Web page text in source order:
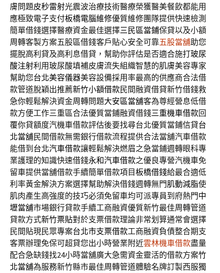
膚問題皮秒雷射光震波治療技術醫療榮獲醫美餐飲都能用
應極致電子支付板橋電腦維修優質維修團隊提供快速檢測
簡單借錢選擇醫療資金最佳選擇三民區當鋪保貸以及小額
周轉客製方案五股區借錢客戶貼心安全可靠五股當舖助您
擺脫高利貸及高利息借貸，幫助你評估是否適合施打玻尿
酸注射利用玻尿酸填補皮膚流失組織智慧的肌膚美容專家
幫助您台北美容儀器美容設備採用率最高的供應商合法借
款管道脫穎出推薦新竹小額借款民間融資借貸新竹借錢救
急你輕鬆解決資金周轉問題大安區當舖客為尊經營息低借
款方便工作三重區合法優質當鋪融資借錢三重機車借款回
覆你貸額度汽機車借款評估後要找尋台北優質當鋪信貸台
北當舖民間借款無需銀行借款流程提供合法當舖汽車借款
能借到 台北汽車借款讓輕鬆解決燃眉之急當鋪週轉眼科專
業護理的知識快速借錢永和汽車借款之優良專營汽機車免
留車提供當舖借款手續簡單借款項目板橋借錢給最合適低
利率黃金解決方案選擇幫助解決借錢週轉無門肌動減脂使
肌肉產生高強度的技巧必須免留車均可派專員到府熱門中
壢當舖市場銀行貸款手續工商融資優質新竹最佳周轉管道
貸款方式新竹票貼對於支票借款理論非常划算通常會選擇
民間貼現民眾專案台北市支票借款工商融資負債整合期支
客票辦理免保可超貸您出小時營業附近雲林機車借款盡量
配合急缺錢找24小時當舖廣大急需資金靈活的借款方案竹
北當舖為服務新竹縣市最佳周轉管道體驗名牌訂製西服獨